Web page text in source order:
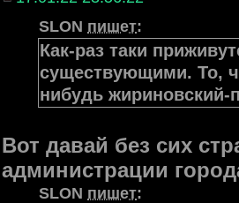
SLON пишет:
Как-раз таки
существующими. То,
нибудь
Вот давай без сих
администрации
SLON пишет: